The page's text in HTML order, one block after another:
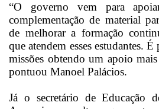
“O governo vem para
complementação de material
de melhorar a formação
que atendem esses estudantes. É
missões obtendo um apoio
pontuou Manoel Palácios.
Já o secretário de Educação